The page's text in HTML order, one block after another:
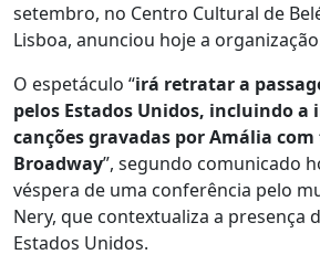
setembro, no Centro Cultural de
Lisboa, anunciou hoje a
O espetáculo “irá retratar a
pelos Estados Unidos, incluindo a
canções gravadas por Amália com
Broadway”, segundo comunicado
véspera de uma conferência pelo
Nery, que contextualiza a presença
Estados Unidos.